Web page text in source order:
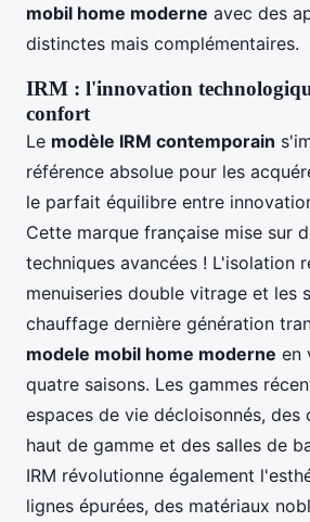
mobil home moderne avec des
distinctes mais complémentaires.
IRM : l'innovation
confort
Le modèle IRM contemporain
référence absolue pour les
le parfait équilibre entre
Cette marque française mise sur
techniques avancées ! L'isolation
menuiseries double vitrage et les
chauffage dernière génération
modele mobil home moderne en
quatre saisons. Les gammes
espaces de vie décloisonnés, des
haut de gamme et des salles de
IRM révolutionne également
lignes épurées, des matériaux